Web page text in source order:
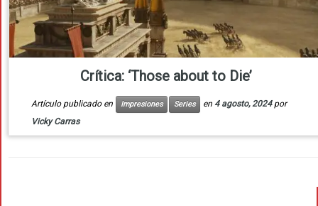
Crítica: ‘Those about to Die’
Artículo publicado en Impresiones Series en 4 agosto, 2024 por
Vicky Carras